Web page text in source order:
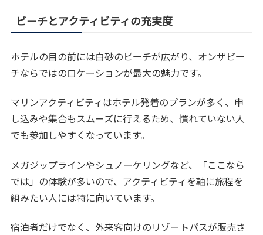
ビーチとアクティビティの充実度
ホテルの目の前には白砂のビーチが広がり、オンザビー
チならではのロケーションが最大の魅力です。
マリンアクティビティはホテル発着のプランが多く、申
し込みや集合もスムーズに行えるため、慣れていない人
でも参加しやすくなっています。
メガジップラインやシュノーケリングなど、「ここなら
では」の体験が多いので、アクティビティを軸に旅程を
組みたい人には特に向いています。
宿泊者だけでなく、外来客向けのリゾートパスが販売さ